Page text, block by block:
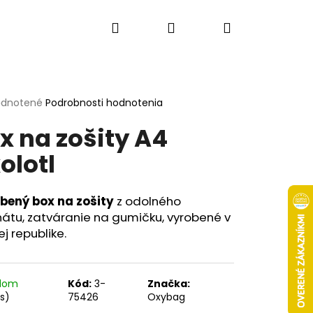
Hľadať PrihlásenieNákupný
Podrobnosti hodnotenia
na zošity A4
box na zošity z odolného
zatváranie na gumičku, vyrobené v
republike.
Kód: 3-
75426
Značka:
Oxybag